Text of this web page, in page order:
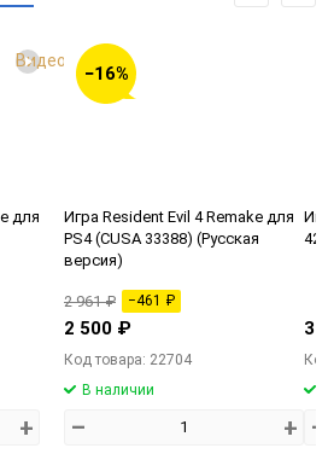
Видео
для
+
−16%
Игра Resident Evil 4 Remake для
PS4 (CUSA 33388) (Русская
версия)
2 961 ₽ −461 ₽
2 500 ₽
Код товара: 22704
В наличии
– +
3
–